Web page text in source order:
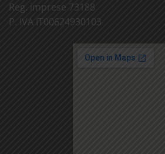
Reg. imprese 73188
P. IVA IT00624930103